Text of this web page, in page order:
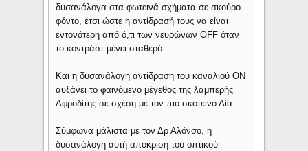
δυσανάλογα στα φωτεινά σχήματα σε σκούρο
φόντο, έτσι ώστε η αντίδρασή τους να είναι
εντονότερη από ό,τι των νευρώνων OFF όταν
το κοντράστ μένει σταθερό.
Και η δυσανάλογη αντίδραση του καναλιού ON
αυξάνει το φαινόμενο μέγεθος της λαμπερής
Αφροδίτης σε σχέση με τον πιο σκοτεινό Δία.
Σύμφωνα μάλιστα με τον Δρ Αλόνσο, η
δυσανάλογη αυτή απόκριση του οπτικού